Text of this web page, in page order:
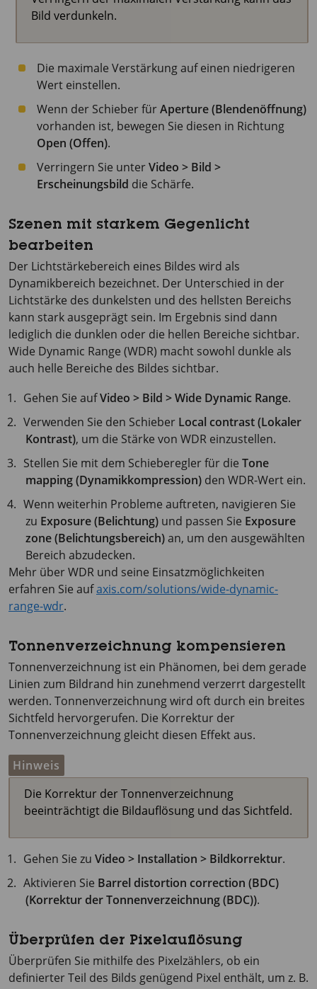
Bild verdunkeln.
Die maximale Verstärkung auf einen niedrigeren
Wert einstellen.
Wenn der Schieber fürAperture (Blendenöffnung)
vorhanden ist, bewegen Sie diesen in Richtung
Open (Offen).
Verringern Sie unterVideo > Bild >
Erscheinungsbild die Schärfe.
Szenen mit starkem Gegenlicht
bearbeiten
Der Lichtstärkebereich eines Bildes wird als
Dynamikbereich bezeichnet. Der Unterschied in der
Lichtstärke des dunkelsten und des hellsten Bereichs
kann stark ausgeprägt sein. Im Ergebnis sind dann
lediglich die dunklen oder die hellen Bereiche sichtbar.
Wide Dynamic Range (WDR) macht sowohl dunkle als
auch helle Bereiche des Bildes sichtbar.
Gehen Sie aufVideo > Bild > Wide Dynamic Range.
Verwenden Sie den Schieber Local contrast (Lokaler
Kontrast), um die Stärke von WDR einzustellen.
Stellen Sie mit dem Schieberegler für dieTone
mapping (Dynamikkompression) den WDR-Wert ein.
Wenn weiterhin Probleme auftreten, navigieren Sie
zu Exposure (Belichtung) und passen Sie Exposure
zone (Belichtungsbereich)an, um den ausgewählten
Bereich abzudecken.
Mehr über WDR und seine Einsatzmöglichkeiten
erfahren Sie aufaxis.com/solutions/wide-dynamic-
range-wdr.
Tonnenverzeichnung kompensieren
Tonnenverzeichnung ist ein Phänomen, bei dem gerade
Linien zum Bildrand hin zunehmend verzerrt dargestellt
werden. Tonnenverzeichnung wird oft durch ein breites
Sichtfeld hervorgerufen. Die Korrektur der
Tonnenverzeichnung gleicht diesen Effekt aus.
Hinweis
Die Korrektur der Tonnenverzeichnung
beeinträchtigt die Bildauflösung und das Sichtfeld.
Gehen Sie zuVideo > Installation > Bildkorrektur.
Aktivieren Sie Barrel distortion correction (BDC)
(Korrektur der Tonnenverzeichnung (BDC)).
Überprüfen der Pixelauflösung
Überprüfen Sie mithilfe des Pixelzählers, ob ein
definierter Teil des Bilds genügend Pixel enthält, um z. B.